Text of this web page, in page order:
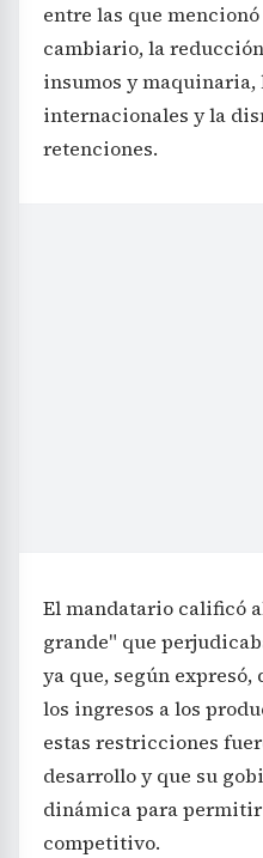
entre las que
cambiario, la
insumos y maquinaria,
internacionales y la
retenciones.
El mandatario calificó
grande" que
ya que, según
los ingresos a los
estas restricciones
desarrollo y que su
dinámica para
competitivo.